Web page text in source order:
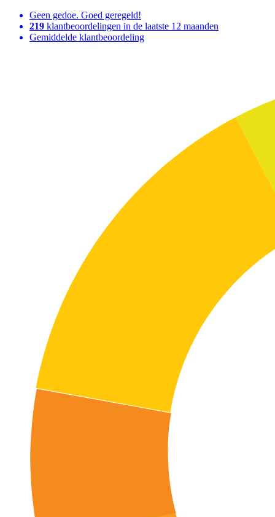
Geen gedoe. Goed geregeld!
219 klantbeoordelingen in de laatste 12 maanden
Gemiddelde klantbeoordeling